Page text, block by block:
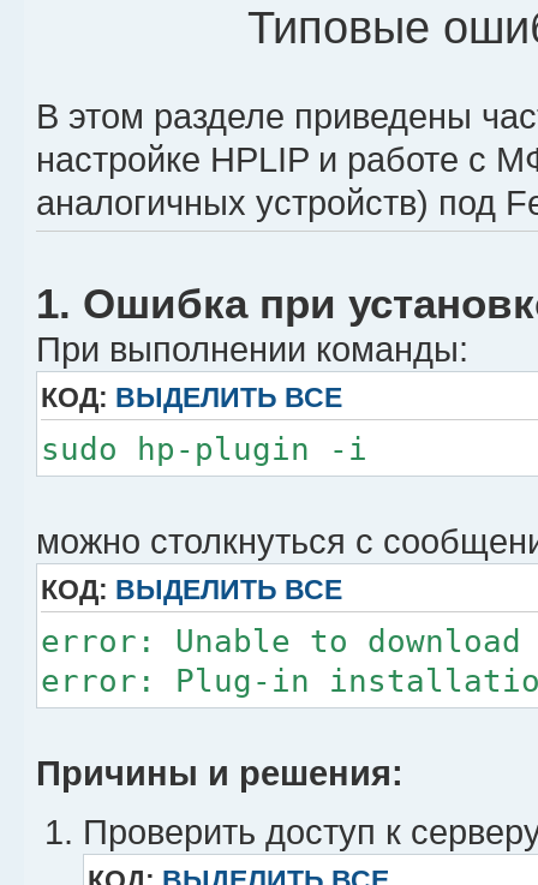
Типовые
В этом разделе приведены
настройке HPLIP и работе с
аналогичных устройств) под
1. Ошибка при
При выполнении команды:
КОД: ВЫДЕЛИТЬ ВСЕ
sudo hp-plugin -i
можно столкнуться с
КОД: ВЫДЕЛИТЬ ВСЕ
error: Unable to
error: Plug-in
Причины и решения:
Проверить доступ к